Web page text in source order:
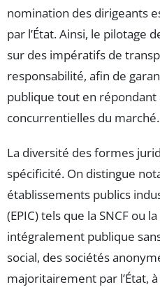
nomination des dirigeants
par l’État. Ainsi, le pilotage
sur des impératifs de
responsabilité, afin de
publique tout en répondant
concurrentielles du marché.
La diversité des formes
spécificité. On distingue
établissements publics
(EPIC) tels que la SNCF ou
intégralement publique
social, des sociétés
majoritairement par l’État, à